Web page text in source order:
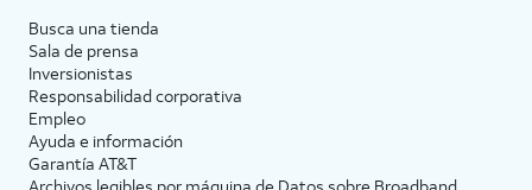
Busca una tienda
Sala de prensa
Inversionistas
Responsabilidad corporativa
Empleo
Ayuda e información
Garantía AT&T
Archivos legibles por máquina de Datos sobre Broadband